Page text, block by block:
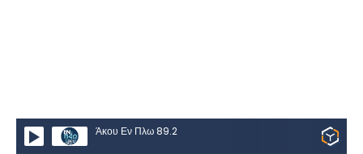
Άκου Εν Πλω 89.2